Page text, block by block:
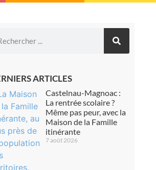
ARTICLES
Castelnau-Magnoac :
La rentrée scolaire ?
Même pas peur, avec la
Maison de la Famille
itinérante
7 août 2026